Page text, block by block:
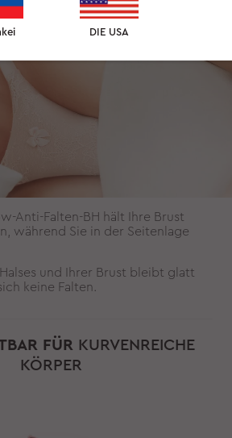
Anti-Falten-BH hält Ihre Brust
während Sie in der Seitenlage
und Ihrer Brust bleibt glatt
keine Falten.
FÜR KURVENREICHE
KÖRPER
DIE USA